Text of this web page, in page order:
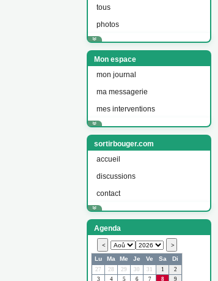
tous
photos
Mon espace
mon journal
ma messagerie
mes interventions
sortirbouger.com
accueil
discussions
contact
Agenda